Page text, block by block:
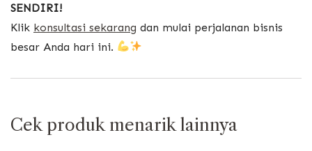
SENDIRI!
Klik konsultasi sekarang dan mulai perjalanan bisnis
besar Anda hari ini.
Cek produk menarik lainnya